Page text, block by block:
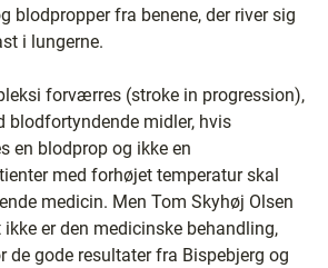
blodpropper fra benene, der river sig
i lungerne.
forværres (stroke in progression),
blodfortyndende midler, hvis
en blodprop og ikke en
med forhøjet temperatur skal
medicin. Men Tom Skyhøj Olsen
ikke er den medicinske behandling,
de gode resultater fra Bispebjerg og